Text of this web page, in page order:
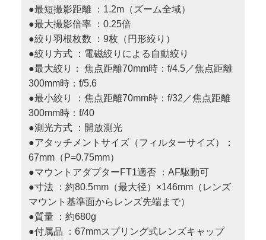
●最短撮影距離 ：1.2m（ズーム全域）
●最大撮影倍率 ：0.25倍
●絞り羽根枚数 ：9枚（円形絞り）
●絞り方式 ：電磁絞りによる自動絞り
●最大絞り： 焦点距離70mm時：f/4.5／焦点距離
300mm時：f/5.6
●最小絞り ：焦点距離70mm時：f/32／焦点距離
300mm時：f/40
●測光方式 ：開放測光
●アタッチメントサイズ（フィルターサイズ）：
67mm（P=0.75mm）
●マウントアダプターFT1適否 ：AF駆動可
●寸法 ：約80.5mm（最大径）×146mm（レンズ
マウント基準面からレンズ先端まで）
●質量 ：約680g
●付属品 ：67mmスプリング式レンズキャップ